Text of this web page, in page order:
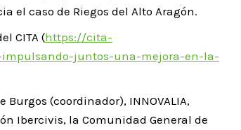
el caso de Riegos del Alto Aragón.
CITA (https://cita-
juntos-una-mejora-en-la-
(coordinador), INNOVALIA,
Ibercivis, la Comunidad General de